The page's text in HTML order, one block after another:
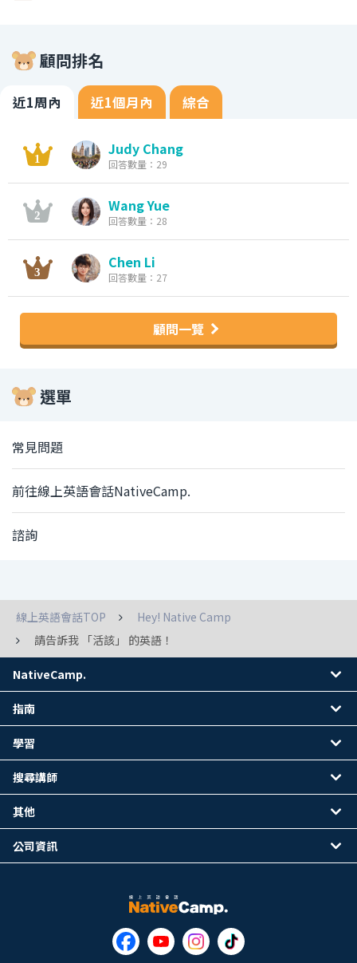
顧問排名
近1周內 近1個月內 綜合
Judy Chang
回答數量：29
Wang Yue
回答數量：28
Chen Li
回答數量：27
顧問一覽
選單
常見問題
前往線上英語會話NativeCamp.
諮詢
線上英語會話TOP
Hey! Native Camp
請告訴我 「活該」 的英語！
NativeCamp.
指南
學習
搜尋講師
其他
公司資訊